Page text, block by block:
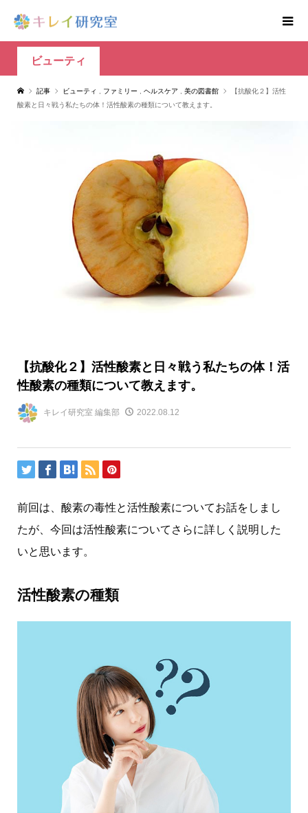
ビューティ
記事 ビューティ ファミリー ヘルスケア 美の図書館
【抗酸化２】活性
酸素と日々戦う私たちの体！活性酸素の種類について教えます。
【抗酸化２】活性酸素と日々戦う私たちの体！活
性酸素の種類について教えます。
キレイ研究室 編集部 2022.08.12
前回は、酸素の毒性と活性酸素についてお話をしまし
たが、今回は活性酸素についてさらに詳しく説明した
いと思います。
活性酸素の種類